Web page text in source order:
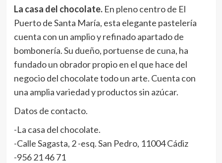
La casa del chocolate.En pleno centro de El
Puerto de Santa María, esta elegante pastelería
cuenta con un amplio y refinado apartado de
bombonería. Su dueño, portuense de cuna, ha
fundado un obrador propio en el que hace del
negocio del chocolate todo un arte. Cuenta con
una amplia variedad y productos sin azúcar.
Datos de contacto.
-La casa del chocolate.
-Calle Sagasta, 2 -esq. San Pedro, 11004 Cádiz
-956 21 46 71